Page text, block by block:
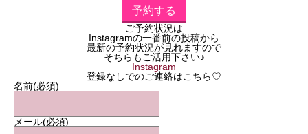
予約する
ご予約状況は
Instagramの一番前の投稿から
最新の予約状況が見れますので
そちらもご活用下さい♪
Instagram
登録なしでのご連絡はこちら♡
名前(必須)
メール(必須)